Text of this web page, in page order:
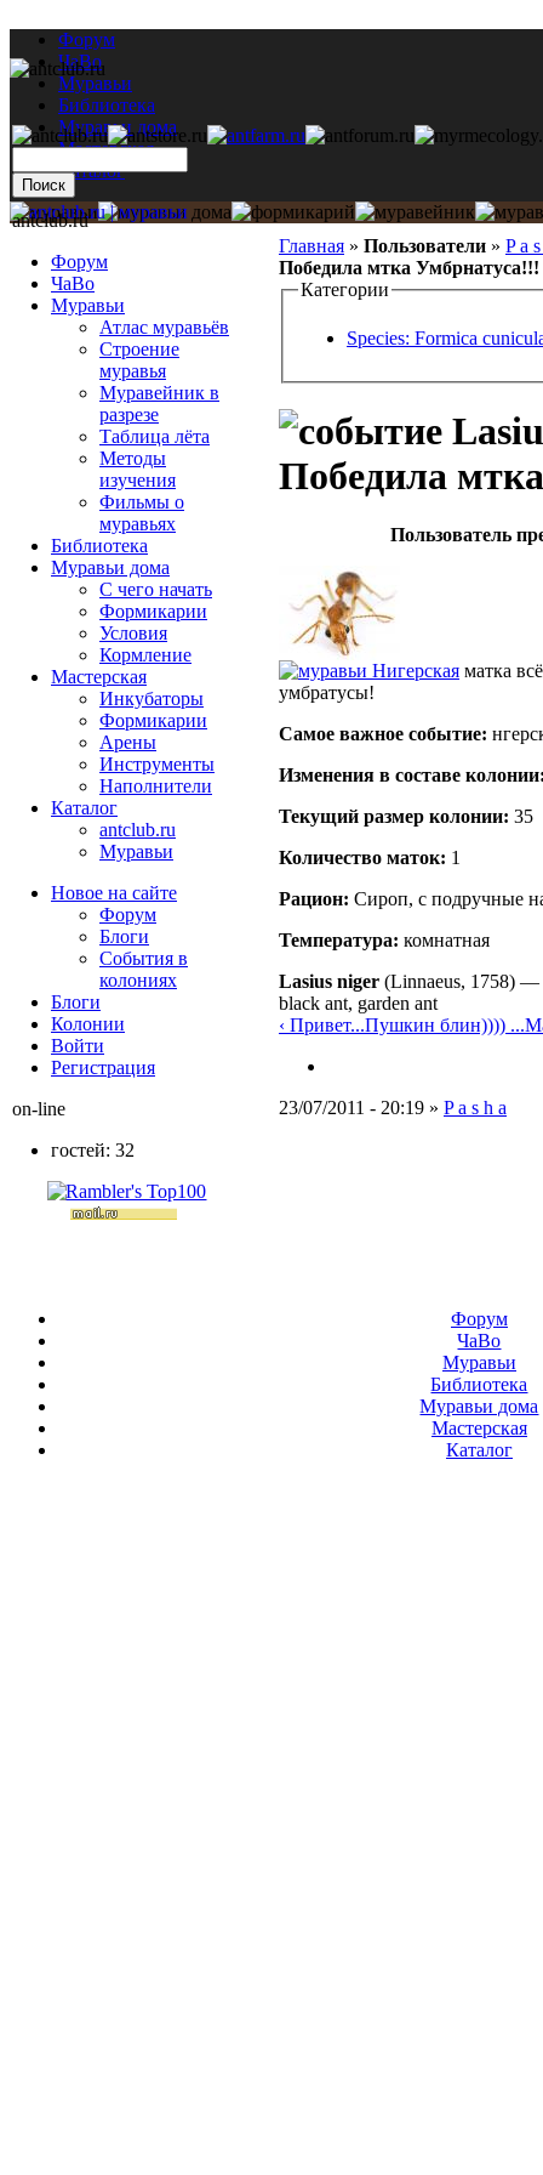
Форум
ЧаВо
Муравьи
Библиотека
Муравьи дома
Мастерская
Каталог
Главная » Пользователи » P a
Победила мтка Умбрнатуса!!!
Категории
Species: Formica
Победила
Пользователь
Нигерская матка
умбратусы!
Самое важное событие:
Изменения в составе
Текущий размер кoлонии: 35
Количество маток: 1
Рацион: Сироп, с подручные
Температура: комнатная
Lasius niger (Linnaeus, 1758) —
black ant, garden ant
‹ Привет...Пушкин блин)))) ...
23/07/2011 - 20:19 » P a s h a
antclub.ru
Форум
ЧаВо
Муравьи
Атлас муравьёв
Строение
муравья
Муравейник в
разрезе
Таблица лёта
Методы
изучения
Фильмы о
муравьях
Библиотека
Муравьи дома
С чего начать
Формикарии
Условия
Кормление
Мастерская
Инкубаторы
Формикарии
Арены
Инструменты
Наполнители
Каталог
antclub.ru
Муравьи
Новое на сайте
Форум
Блоги
События в
колониях
Блоги
Колонии
Войти
Peгиcтpaция
on-line
гостей: 32
Форум
ЧаВо
Муравьи
Библиотека
Муравьи дома
Мастерская
Каталог